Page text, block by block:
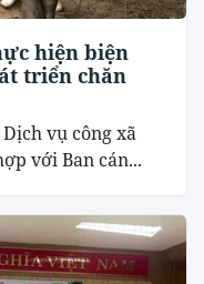
hiện biện
triển chăn
vụ công xã
với Ban cán...